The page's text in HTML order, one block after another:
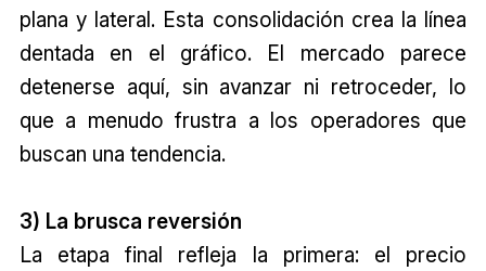
plana y lateral. Esta consolidación crea la línea
dentada en el gráfico. El mercado parece
detenerse aquí, sin avanzar ni retroceder, lo
que a menudo frustra a los operadores que
buscan una tendencia.
3) La brusca reversión
La etapa final refleja la primera: el precio